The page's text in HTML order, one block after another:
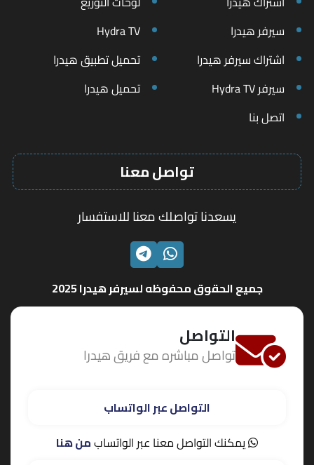
سيرفر هيدرا
Hydra TV
اشتراك سيرفر هيدرا
تحميل تطبيق هيدرا
سيرفر Hydra TV
تحميل هيدرا
اتصل بنا
تواصل معنا
يسعدنا تواصلك معنا للاستفسار
الواتسابتليجرام
جميع الحقوق محفوظه لسيرفر هيدرا 2025
التواصل
تواصل مباشره مع فريق هيدرا
التواصل عبر الواتساب
يمكنك التواصل معنا عبر الواتسابمن هنا